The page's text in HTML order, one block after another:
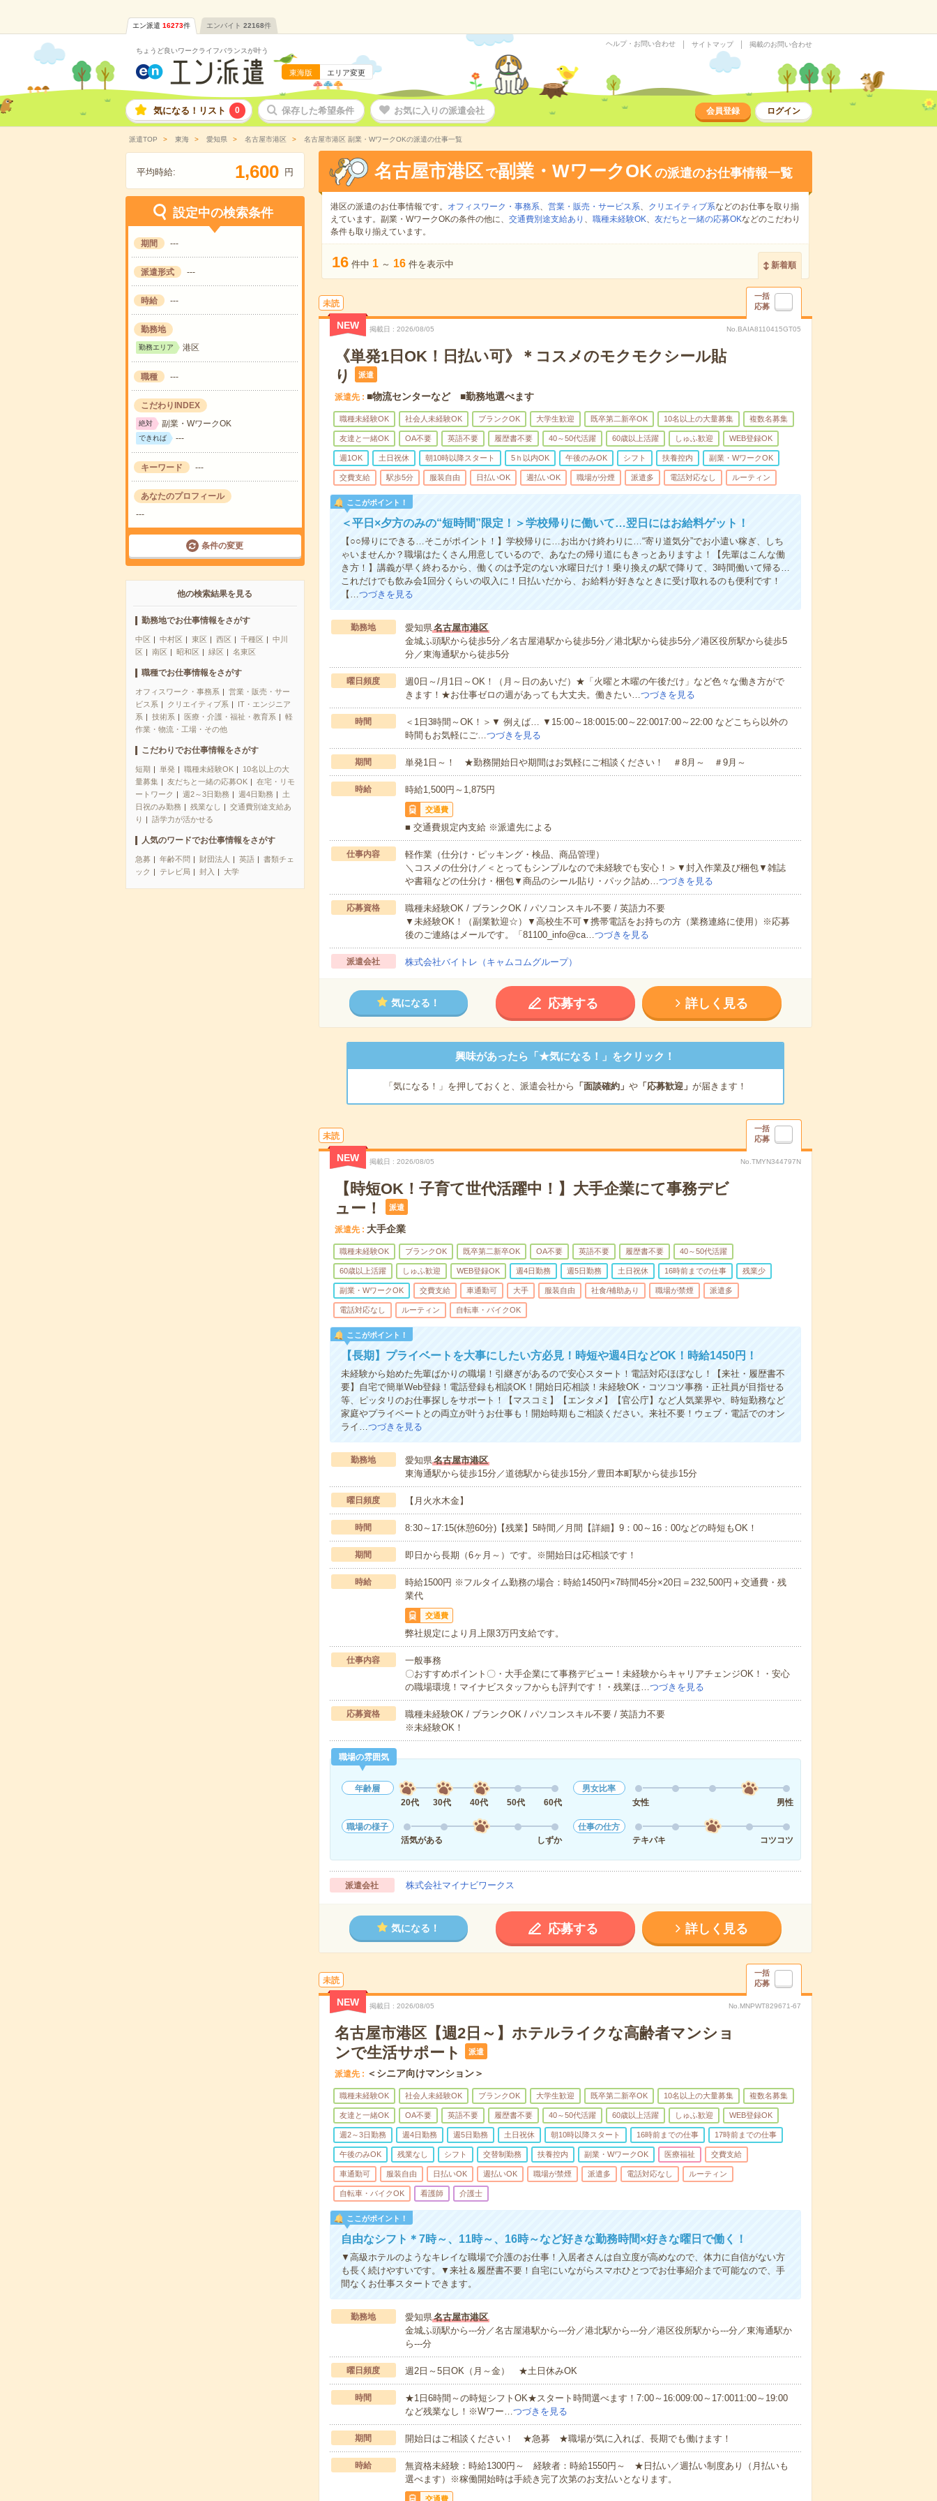
エン派遣 16273件 エンバイト 22168件
ちょうど良いワークライフバランスが叶う
東海版 エリア変更
ヘルプ・お問い合わせ サイトマップ 掲載のお問い合わせ
気になる！リスト 0 保存した希望条件 お気に入りの派遣会社 会員登録 ログイン
派遣TOP 東海 愛知県 名古屋市港区 名古屋市港区 副業・WワークOKの派遣の仕事一覧
平均時給: 1,600 円
設定中の検索条件
期間 ---
派遣形式 ---
時給 ---
勤務地
勤務エリア 港区
職種 ---
こだわりINDEX
絶対 副業・WワークOK
できれば ---
キーワード ---
あなたのプロフィール
---
条件の変更
他の検索結果を見る
勤務地でお仕事情報をさがす
中区 中村区 東区 西区 千種区
中川
区
南区 昭和区 緑区 名東区
職種でお仕事情報をさがす
オフィスワーク・事務系
営業・販売・サー
ビス系
クリエイティブ系
IT・エンジニア
系
技術系 医療・介護・福祉・教育系
軽
作業・物流・工場・その他
こだわりでお仕事情報をさがす
短期 単発 職種未経験OK
10名以上の大
量募集
友だちと一緒の応募OK
在宅・リモ
ートワーク
週2～3日勤務 週4日勤務
土
日祝のみ勤務
残業なし
交通費別途支給あ
り
語学力が活かせる
人気のワードでお仕事情報をさがす
急募 年齢不問 財団法人 英語
書類チェ
ック
テレビ局 封入 大学
名古屋市港区 で副業・WワークOKの派遣のお仕事情報一覧
港区の派遣のお仕事情報です。 オフィスワーク・事務系、 営業・販売・サービス系、 クリエイティブ系などのお仕事を取り揃
えています。副業・WワークOKの条件の他に、 交通費別途支給あり 、 職種未経験OK、 友だちと一緒の応募OKなどのこだわり
条件も取り揃えています。
16 件中 1 ～ 16 件を表示中 新着順
未読
一括
応募
NEW 掲載日 2026/08/05 No.BAIA8110415GT05
《単発1日OK！日払い可》＊コスメのモクモクシール貼
り
派遣
派遣先 ■物流センターなど ■勤務地選べます
職種未経験OK 社会人未経験OK ブランクOK 大学生歓迎 既卒第二新卒OK 10名以上の大量募集 複数名募集
友達と一緒OK OA不要 英語不要 履歴書不要 40～50代活躍 60歳以上活躍 しゅふ歓迎 WEB登録OK
週1OK 土日祝休 朝10時以降スタート 5ｈ以内OK 午後のみOK シフト 扶養控内 副業・WワークOK
交費支給 駅歩5分 服装自由 日払いOK 週払いOK 職場が分煙 派遣多 電話対応なし ルーティン
ここがポイント！
＜平日×夕方のみの“短時間”限定！＞学校帰りに働いて…翌日にはお給料ゲット！
【○○帰りにできる…そこがポイント！】学校帰りに…お出かけ終わりに…“寄り道気分”でお小遣い稼ぎ、しち
ゃいませんか？職場はたくさん用意しているので、あなたの帰り道にもきっとありますよ！【先輩はこんな働
き方！】講義が早く終わるから、働くのは予定のない水曜日だけ！乗り換えの駅で降りて、3時間働いて帰る…
これだけでも飲み会1回分くらいの収入に！日払いだから、お給料が好きなときに受け取れるのも便利です！
【…つづきを見る
勤務地 愛知県名古屋市港区
金城ふ頭駅から徒歩5分／名古屋港駅から徒歩5分／港北駅から徒歩5分／港区役所駅から徒歩5
分／東海通駅から徒歩5分
曜日頻度
週0日～/月1日～OK！（月～日のあいだ）★「火曜と木曜の午後だけ」など色々な働き方がで
きます！★お仕事ゼロの週があっても大丈夫。働きたい…つづきを見る
時間
＜1日3時間～OK！＞▼ 例えば… ▼15:00～18:0015:00～22:0017:00～22:00 などこちら以外の
時間もお気軽にご…つづきを見る
期間 単発1日～！ ★勤務開始日や期間はお気軽にご相談ください！ ＃8月～ ＃9月～
時給 時給1,500円～1,875円
交通費
■ 交通費規定内支給 ※派遣先による
仕事内容
軽作業（仕分け・ピッキング・検品、商品管理）
＼コスメの仕分け／＜とってもシンプルなので未経験でも安心！＞▼封入作業及び梱包▼雑誌
や書籍などの仕分け・梱包▼商品のシール貼り・パック詰め…つづきを見る
応募資格
職種未経験OK / ブランクOK / パソコンスキル不要 / 英語力不要
▼未経験OK！（副業歓迎☆）▼高校生不可▼携帯電話をお持ちの方（業務連絡に使用）※応募
後のご連絡はメールです。「81100_info@ca…つづきを見る
派遣会社 株式会社バイトレ（キャムコムグループ）
気になる！ 応募する 詳しく見る
興味があったら「★気になる！」をクリック！
「気になる！」を押しておくと、派遣会社から 「面談確約」 や「応募歓迎」 が届きます！
未読
一括
応募
NEW 掲載日 2026/08/05 No.TMYN344797N
【時短OK！子育て世代活躍中！】大手企業にて事務デビ
ュー！
派遣
派遣先 大手企業
職種未経験OK ブランクOK 既卒第二新卒OK OA不要 英語不要 履歴書不要 40～50代活躍
60歳以上活躍 しゅふ歓迎 WEB登録OK 週4日勤務 週5日勤務 土日祝休 16時前までの仕事 残業少
副業・WワークOK 交費支給 車通勤可 大手 服装自由 社食/補助あり 職場が禁煙 派遣多
電話対応なし ルーティン 自転車・バイクOK
ここがポイント！
【長期】プライベートを大事にしたい方必見！時短や週4日などOK！時給1450円！
未経験から始めた先輩ばかりの職場！引継ぎがあるので安心スタート！電話対応ほぼなし！【来社・履歴書不
要】自宅で簡単Web登録！電話登録も相談OK！開始日応相談！未経験OK・コツコツ事務・正社員が目指せる
等、ピッタリのお仕事探しをサポート！【マスコミ】【エンタメ】【官公庁】など人気業界や、時短勤務など
家庭やプライベートとの両立が叶うお仕事も！開始時期もご相談ください。来社不要！ウェブ・電話でのオン
ライ…つづきを見る
勤務地 愛知県名古屋市港区
東海通駅から徒歩15分／道徳駅から徒歩15分／豊田本町駅から徒歩15分
曜日頻度 【月火水木金】
時間 8:30～17:15(休憩60分)【残業】5時間／月間【詳細】9：00～16：00などの時短もOK！
期間 即日から長期（6ヶ月～）です。※開始日は応相談です！
時給
時給1500円 ※フルタイム勤務の場合：時給1450円×7時間45分×20日＝232,500円＋交通費・残
業代
交通費
弊社規定により月上限3万円支給です。
仕事内容
一般事務
〇おすすめポイント〇・大手企業にて事務デビュー！未経験からキャリアチェンジOK！・安心
の職場環境！マイナビスタッフからも評判です！・残業ほ…つづきを見る
応募資格
職種未経験OK / ブランクOK / パソコンスキル不要 / 英語力不要
※未経験OK！
職場の雰囲気
年齢層
20代
30代 40代 50代 60代
男女比率
女性
男性
職場の様子
活気がある
しずか
仕事の仕方
テキパキ
コツコツ
派遣会社 株式会社マイナビワークス
気になる！ 応募する 詳しく見る
未読
一括
応募
NEW 掲載日 2026/08/05 No.MNPWT829671-67
名古屋市港区【週2日～】ホテルライクな高齢者マンショ
ンで生活サポート
派遣
派遣先 ＜シニア向けマンション＞
職種未経験OK 社会人未経験OK ブランクOK 大学生歓迎 既卒第二新卒OK 10名以上の大量募集 複数名募集
友達と一緒OK OA不要 英語不要 履歴書不要 40～50代活躍 60歳以上活躍 しゅふ歓迎 WEB登録OK
週2～3日勤務 週4日勤務 週5日勤務 土日祝休 朝10時以降スタート 16時前までの仕事 17時前までの仕事
午後のみOK 残業なし シフト 交替制勤務 扶養控内 副業・WワークOK 医療福祉 交費支給
車通勤可 服装自由 日払いOK 週払いOK 職場が禁煙 派遣多 電話対応なし ルーティン
自転車・バイクOK 看護師 介護士
ここがポイント！
自由なシフト＊7時～、11時～、16時～など好きな勤務時間×好きな曜日で働く！
▼高級ホテルのようなキレイな職場で介護のお仕事！入居者さんは自立度が高めなので、体力に自信がない方
も長く続けやすいです。▼来社＆履歴書不要！自宅にいながらスマホひとつでお仕事紹介まで可能なので、手
間なくお仕事スタートできます。
勤務地 愛知県名古屋市港区
金城ふ頭駅から---分／名古屋港駅から---分／港北駅から---分／港区役所駅から---分／東海通駅か
ら---分
曜日頻度 週2日～5日OK（月～金） ★土日休みOK
時間
★1日6時間～の時短シフトOK★スタート時間選べます！7:00～16:009:00～17:0011:00～19:00
など残業なし！※Wワー…つづきを見る
期間 開始日はご相談ください！ ★急募 ★職場が気に入れば、長期でも働けます！
時給
無資格未経験：時給1300円～ 経験者：時給1550円～ ★日払い／週払い制度あり（月払いも
選べます）※稼働開始時は手続き完了次第のお支払いとなります。
交通費